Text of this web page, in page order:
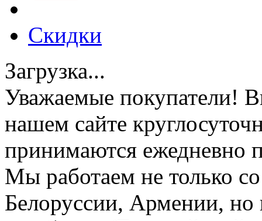
Скидки
Загрузка...
Уважаемые покупатели!
нашем сайте
принимаются ежедневно
Мы работаем не только
Белоруссии, Армении, но